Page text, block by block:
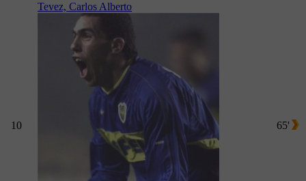
10
Tevez, Carlos Alberto
65'